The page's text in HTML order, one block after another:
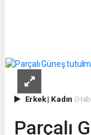
Erkek| Kadın
Parçalı